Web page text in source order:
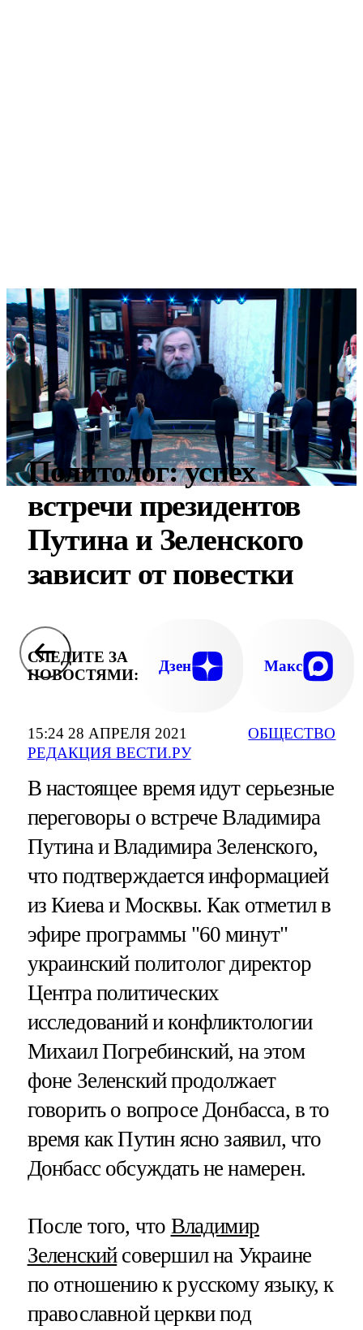
15:24 28 АПРЕЛЯ 2021
РЕДАКЦИЯ ВЕСТИ.РУ
ОБЩЕСТВО
Политолог: успех
встречи президентов
Путина и Зеленского
зависит от повестки
СЛЕДИТЕ ЗА
НОВОСТЯМИ:
Дзен Макс
В настоящее время идут серьезные
переговоры о встрече Владимира
Путина и Владимира Зеленского,
что подтверждается информацией
из Киева и Москвы. Как отметил в
эфире программы "60 минут"
украинский политолог директор
Центра политических
исследований и конфликтологии
Михаил Погребинский, на этом
фоне Зеленский продолжает
говорить о вопросе Донбасса, в то
время как Путин ясно заявил, что
Донбасс обсуждать не намерен.
После того, что Владимир
Зеленскийсовершил на Украине
по отношению к русскому языку, к
православной церкви под